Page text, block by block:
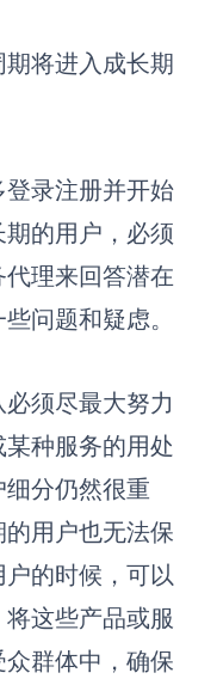
期将进入成长期
录注册并开始
的用户，必须
理来回答潜在
问题和疑虑。
须尽最大努力
种服务的用处
细分仍然很重
用户也无法保
的时候，可以
这些产品或服
群体中，确保